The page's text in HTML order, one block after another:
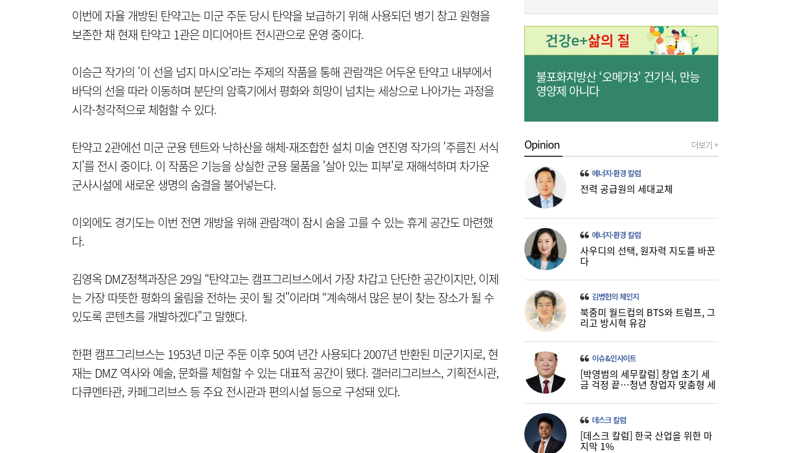
이번에 자율 개방된 탄약고는 미군 주둔 당시 탄약을 보급하기 위해 사용되던 병기 창고 원형을
보존한 채 현재 탄약고 1관은 미디어아트 전시관으로 운영 중이다.
이승근 작가의 '이 선을 넘지 마시오'라는 주제의 작품을 통해 관람객은 어두운 탄약고 내부에서
바닥의 선을 따라 이동하며 분단의 암흑기에서 평화와 희망이 넘치는 세상으로 나아가는 과정을
시각-청각적으로 체험할 수 있다.
탄약고 2관에선 미군 군용 텐트와 낙하산을 해체-재조합한 설치 미술 연진영 작가의 '주름진 서식
지'를 전시 중이다. 이 작품은 기능을 상실한 군용 물품을 '살아 있는 피부'로 재해석하며 차가운
군사시설에 새로운 생명의 숨결을 불어넣는다.
이외에도 경기도는 이번 전면 개방을 위해 관람객이 잠시 숨을 고를 수 있는 휴게 공간도 마련했
다.
김영옥 DMZ정책과장은 29일 “탄약고는 캠프그리브스에서 가장 차갑고 단단한 공간이지만, 이제
는 가장 따뜻한 평화의 울림을 전하는 곳이 될 것"이라며 “계속해서 많은 분이 찾는 장소가 될 수
있도록 콘텐츠를 개발하겠다"고 말했다.
한편 캠프그리브스는 1953년 미군 주둔 이후 50여 년간 사용되다 2007년 반환된 미군기지로, 현
재는 DMZ 역사와 예술, 문화를 체험할 수 있는 대표적 공간이 됐다. 갤러리그리브스, 기획전시관,
다큐멘타관, 카페그리브스 등 주요 전시관과 편의시설 등으로 구성돼 있다.
11:20
“역시 미국이 답”…코스피 폭락에 서학개미
‘대탈출’ [머니+]
11:15
이쯤되면 ‘내홍위’…국힘 윤리위원 또 사퇴,
윤리위 내부 갈등 확산
불포화지방산 ‘오메가3’ 건기식, 만능
영양제 아니다
Opinion 더보기 +
에너지·환경 칼럼
전력 공급원의 세대교체
에너지·환경 칼럼
사우디의 선택, 원자력 지도를 바꾼
다
김병헌의 체인지
북중미 월드컵의 BTS와 트럼프, 그
리고 방시혁 유감
이슈&인사이트
[박영범의 세무칼럼] 창업 초기 세
금 걱정 끝…청년 창업자 맞춤형 세
데스크 칼럼
[데스크 칼럼] 한국 산업을 위한 마
지막 1%